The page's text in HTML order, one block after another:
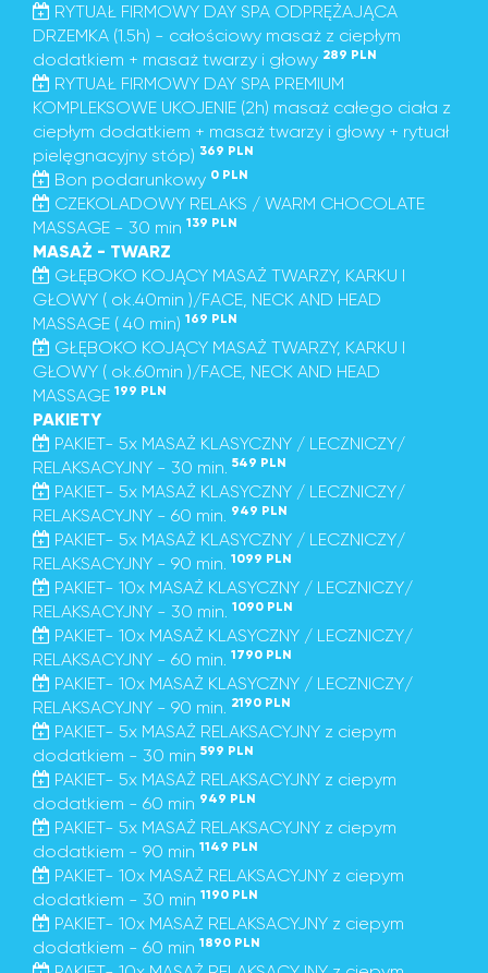
RYTUAŁ FIRMOWY DAY SPA ODPRĘŻAJĄCA
DRZEMKA (1.5h) - całościowy masaż z ciepłym
dodatkiem + masaż twarzy i głowy 289 PLN
RYTUAŁ FIRMOWY DAY SPA PREMIUM
KOMPLEKSOWE UKOJENIE (2h) masaż całego ciała z
ciepłym dodatkiem + masaż twarzy i głowy + rytuał
pielęgnacyjny stóp) 369 PLN
Bon podarunkowy 0 PLN
CZEKOLADOWY RELAKS / WARM CHOCOLATE
MASSAGE - 30 min 139 PLN
MASAŻ - TWARZ
GŁĘBOKO KOJĄCY MASAŻ TWARZY, KARKU I
GŁOWY ( ok.40min )/FACE, NECK AND HEAD
MASSAGE ( 40 min) 169 PLN
GŁĘBOKO KOJĄCY MASAŻ TWARZY, KARKU I
GŁOWY ( ok.60min )/FACE, NECK AND HEAD
MASSAGE 199 PLN
PAKIETY
PAKIET- 5x MASAŻ KLASYCZNY / LECZNICZY/
RELAKSACYJNY - 30 min. 549 PLN
PAKIET- 5x MASAŻ KLASYCZNY / LECZNICZY/
RELAKSACYJNY - 60 min. 949 PLN
PAKIET- 5x MASAŻ KLASYCZNY / LECZNICZY/
RELAKSACYJNY - 90 min. 1099 PLN
PAKIET- 10x MASAŻ KLASYCZNY / LECZNICZY/
RELAKSACYJNY - 30 min. 1090 PLN
PAKIET- 10x MASAŻ KLASYCZNY / LECZNICZY/
RELAKSACYJNY - 60 min. 1790 PLN
PAKIET- 10x MASAŻ KLASYCZNY / LECZNICZY/
RELAKSACYJNY - 90 min. 2190 PLN
PAKIET- 5x MASAŻ RELAKSACYJNY z ciepym
dodatkiem - 30 min 599 PLN
PAKIET- 5x MASAŻ RELAKSACYJNY z ciepym
dodatkiem - 60 min 949 PLN
PAKIET- 5x MASAŻ RELAKSACYJNY z ciepym
dodatkiem - 90 min 1149 PLN
PAKIET- 10x MASAŻ RELAKSACYJNY z ciepym
dodatkiem - 30 min 1190 PLN
PAKIET- 10x MASAŻ RELAKSACYJNY z ciepym
dodatkiem - 60 min 1890 PLN